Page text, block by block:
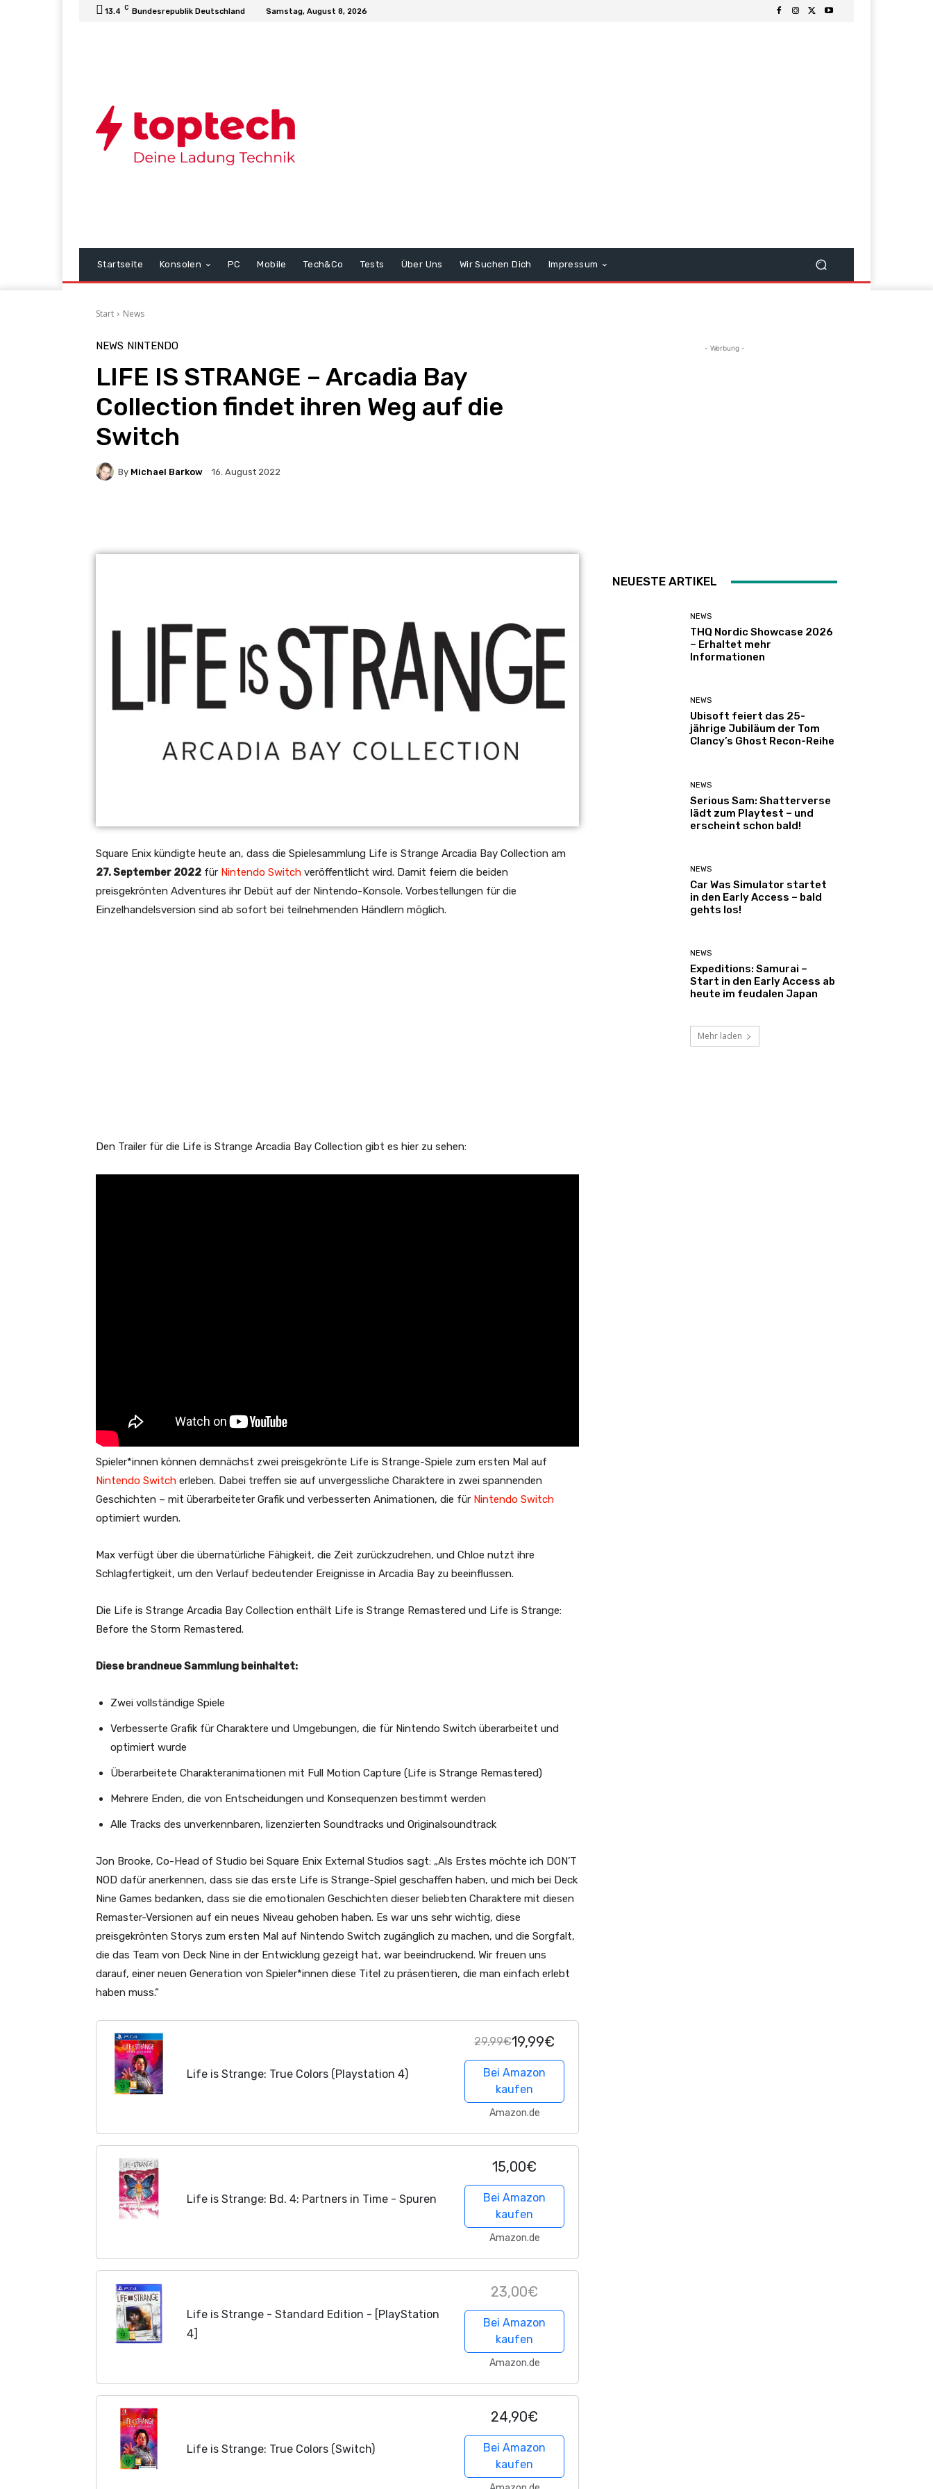
13.4 C Bundesrepublik Deutschland Samstag, August 8, 2026
Startseite Konsolen PC Mobile Tech&Co Tests Über Uns Wir Suchen Dich Impressum
Start News
NEWS NINTENDO
LIFE IS STRANGE – Arcadia Bay
Collection findet ihren Weg auf die
Switch
By Michael Barkow 16. August 2022
Square Enix kündigte heute an, dass die Spielesammlung Life is Strange Arcadia Bay Collection am
27. September 2022 für Nintendo Switch veröffentlicht wird. Damit feiern die beiden
preisgekrönten Adventures ihr Debüt auf der Nintendo-Konsole. Vorbestellungen für die
Einzelhandelsversion sind ab sofort bei teilnehmenden Händlern möglich.
Den Trailer für die Life is Strange Arcadia Bay Collection gibt es hier zu sehen:
Spieler*innen können demnächst zwei preisgekrönte Life is Strange-Spiele zum ersten Mal auf
Nintendo Switch erleben. Dabei treffen sie auf unvergessliche Charaktere in zwei spannenden
Geschichten – mit überarbeiteter Grafik und verbesserten Animationen, die für Nintendo Switch
optimiert wurden.
Max verfügt über die übernatürliche Fähigkeit, die Zeit zurückzudrehen, und Chloe nutzt ihre
Schlagfertigkeit, um den Verlauf bedeutender Ereignisse in Arcadia Bay zu beeinflussen.
Die Life is Strange Arcadia Bay Collection enthält Life is Strange Remastered und Life is Strange:
Before the Storm Remastered.
Diese brandneue Sammlung beinhaltet:
Zwei vollständige Spiele
Verbesserte Grafik für Charaktere und Umgebungen, die für Nintendo Switch überarbeitet und
optimiert wurde
Überarbeitete Charakteranimationen mit Full Motion Capture (Life is Strange Remastered)
Mehrere Enden, die von Entscheidungen und Konsequenzen bestimmt werden
Alle Tracks des unverkennbaren, lizenzierten Soundtracks und Originalsoundtrack
Jon Brooke, Co-Head of Studio bei Square Enix External Studios sagt: „Als Erstes möchte ich DON’T
NOD dafür anerkennen, dass sie das erste Life is Strange-Spiel geschaffen haben, und mich bei Deck
Nine Games bedanken, dass sie die emotionalen Geschichten dieser beliebten Charaktere mit diesen
Remaster-Versionen auf ein neues Niveau gehoben haben. Es war uns sehr wichtig, diese
preisgekrönten Storys zum ersten Mal auf Nintendo Switch zugänglich zu machen, und die Sorgfalt,
die das Team von Deck Nine in der Entwicklung gezeigt hat, war beeindruckend. Wir freuen uns
darauf, einer neuen Generation von Spieler*innen diese Titel zu präsentieren, die man einfach erlebt
haben muss.“
Life is Strange: True Colors (Playstation 4)
29,99€19,99€
Bei Amazon
kaufen
Amazon.de
Life is Strange: Bd. 4: Partners in Time - Spuren
15,00€
Bei Amazon
kaufen
Amazon.de
Life is Strange - Standard Edition - [PlayStation
4]
23,00€
Bei Amazon
kaufen
Amazon.de
Life is Strange: True Colors (Switch)
24,90€
Bei Amazon
kaufen
- Werbung -
NEUESTE ARTIKEL
NEWS
THQ Nordic Showcase 2026
– Erhaltet mehr
Informationen
NEWS
Ubisoft feiert das 25-
jährige Jubiläum der Tom
Clancy’s Ghost Recon-Reihe
NEWS
Serious Sam: Shatterverse
lädt zum Playtest – und
erscheint schon bald!
NEWS
Car Was Simulator startet
in den Early Access – bald
gehts los!
NEWS
Expeditions: Samurai –
Start in den Early Access ab
heute im feudalen Japan
Mehr laden